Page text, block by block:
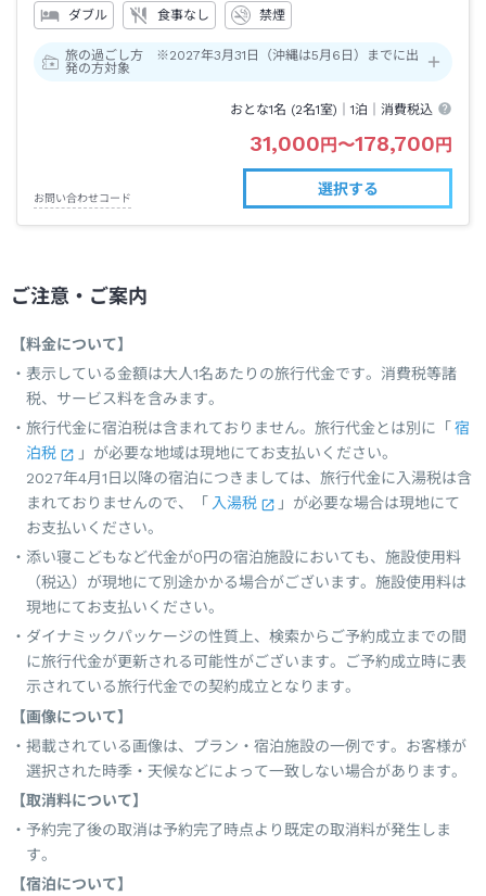
ダブル 食事なし 禁煙
旅の過ごし方 ※2027年3月31日（沖縄は5月6日）までに出
発の方対象
おとな1名 (2名1室)｜1泊 ｜消費税込
31,000 円 〜178,700 円
お問い合わせコード
選択する
ご注意・ご案内
【料金について】
表示している金額は大人1名あたりの旅行代金です。消費税等諸
税、サービス料を含みます。
旅行代金に宿泊税は含まれておりません。旅行代金とは別に「 宿
泊税
」が必要な地域は現地にてお支払いください。
2027年4月1日以降の宿泊につきましては、旅行代金に入湯税は含
まれておりませんので、「 入湯税
」が必要な場合は現地にて
お支払いください。
添い寝こどもなど代金が0円の宿泊施設においても、施設使用料
（税込）が現地にて別途かかる場合がございます。施設使用料は
現地にてお支払いください。
ダイナミックパッケージの性質上、検索からご予約成立までの間
に旅行代金が更新される可能性がございます。ご予約成立時に表
示されている旅行代金での契約成立となります。
【画像について】
掲載されている画像は、プラン・宿泊施設の一例です。お客様が
選択された時季・天候などによって一致しない場合があります。
【取消料について】
予約完了後の取消は予約完了時点より既定の取消料が発生しま
す。
【宿泊について】